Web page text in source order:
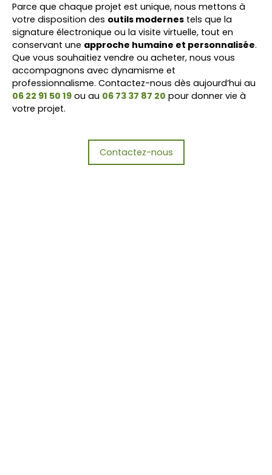
Parce que chaque projet est unique, nous mettons à
votre disposition des outils modernes tels que la
signature électronique ou la visite virtuelle, tout en
conservant une approche humaine et personnalisée.
Que vous souhaitiez vendre ou acheter, nous vous
accompagnons avec dynamisme et
professionnalisme. Contactez-nous dès aujourd’hui au
06 22 91 50 19 ou au 06 73 37 87 20 pour donner vie à
votre projet.
Contactez-nous